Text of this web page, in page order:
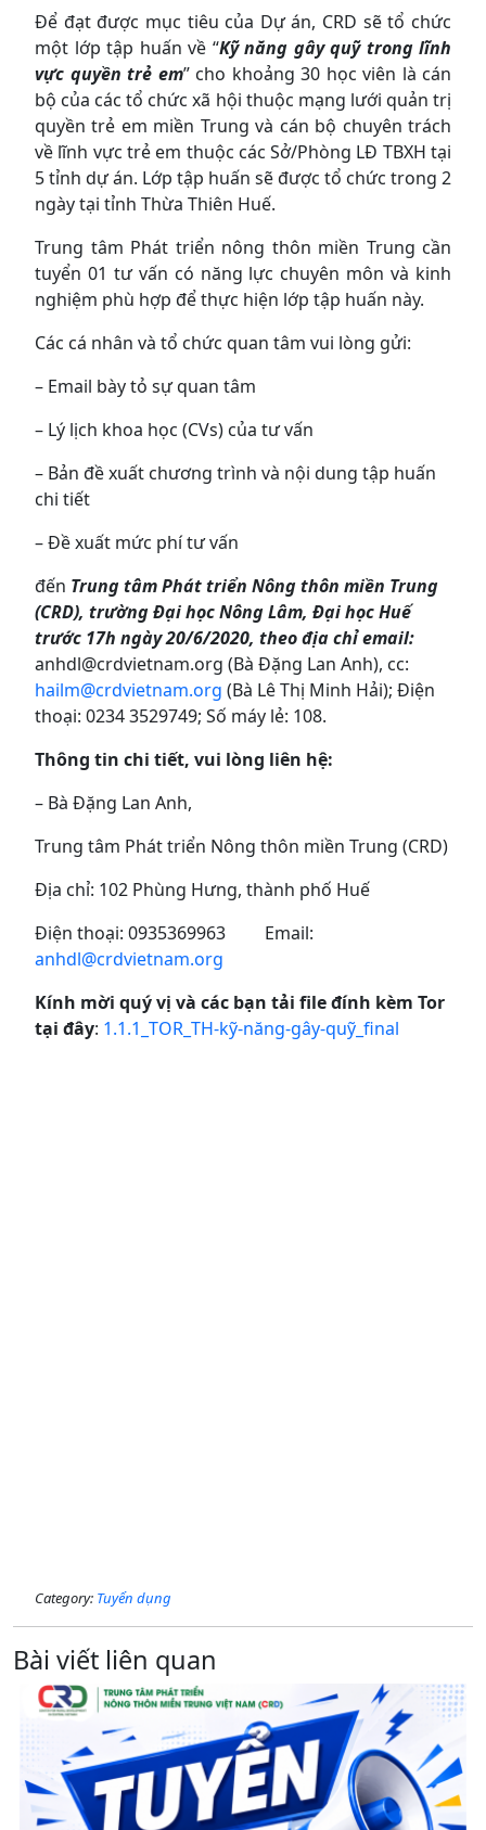
Để đạt được mục tiêu của Dự án, CRD sẽ tổ chức
một lớp tập huấn về “Kỹ năng gây quỹ trong lĩnh
vực quyền trẻ em” cho khoảng 30 học viên là cán
bộ của các tổ chức xã hội thuộc mạng lưới quản trị
quyền trẻ em miền Trung và cán bộ chuyên trách
về lĩnh vực trẻ em thuộc các Sở/Phòng LĐ TBXH tại
5 tỉnh dự án. Lớp tập huấn sẽ được tổ chức trong 2
ngày tại tỉnh Thừa Thiên Huế.
Trung tâm Phát triển nông thôn miền Trung cần
tuyển 01 tư vấn có năng lực chuyên môn và kinh
nghiệm phù hợp để thực hiện lớp tập huấn này.
Các cá nhân và tổ chức quan tâm vui lòng gửi:
– Email bày tỏ sự quan tâm
– Lý lịch khoa học (CVs) của tư vấn
– Bản đề xuất chương trình và nội dung tập huấn
chi tiết
– Đề xuất mức phí tư vấn
đến Trung tâm Phát triển Nông thôn miền Trung
(CRD), trường Đại học Nông Lâm, Đại học Huế
trước 17h ngày 20/6/2020, theo địa chỉ email:
anhdl@crdvietnam.org (Bà Đặng Lan Anh), cc:
hailm@crdvietnam.org (Bà Lê Thị Minh Hải); Điện
thoại: 0234 3529749; Số máy lẻ: 108.
Thông tin chi tiết, vui lòng liên hệ:
– Bà Đặng Lan Anh,
Trung tâm Phát triển Nông thôn miền Trung (CRD)
Địa chỉ: 102 Phùng Hưng, thành phố Huế
Điện thoại: 0935369963 Email:
anhdl@crdvietnam.org
Kính mời quý vị và các bạn tải file đính kèm Tor
tại đây: 1.1.1_TOR_TH-kỹ-năng-gây-quỹ_final
Category: Tuyển dụng
Bài viết liên quan